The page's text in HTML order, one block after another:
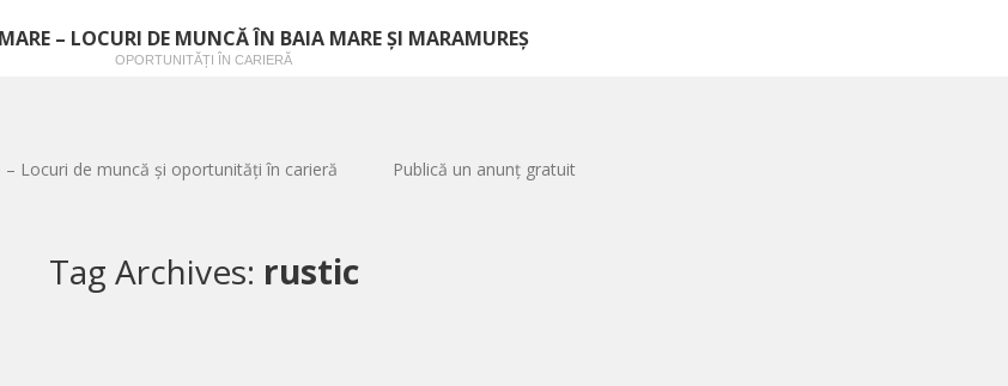
– LOCURI DE MUNCĂ ÎN BAIA MARE ȘI MARAMUREȘ
OPORTUNITĂȚI ÎN CARIERĂ
– Locuri de muncă și oportunități în carieră Publică un anunț gratuit
Tag Archives: rustic